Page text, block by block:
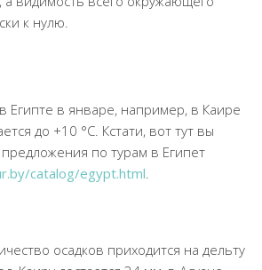
к нулю.
Египте в январе, например, в Каире
до +10 °С. Кстати, вот тут вы
по турам в Египет
catalog/egypt.html.
осадков приходится на дельту